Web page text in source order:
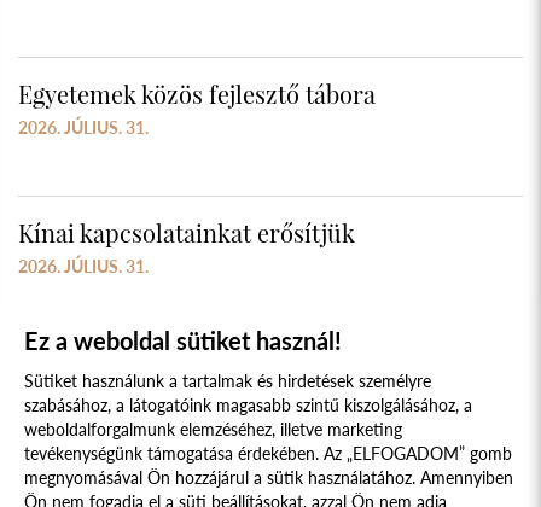
Egyetemek közös fejlesztő tábora
2026. JÚLIUS. 31.
Kínai kapcsolatainkat erősítjük
2026. JÚLIUS. 31.
Süti szabályzat Adatvédelmi nyilatkozat
Ez a weboldal sütiket használ!
Sütiket használunk a tartalmak és hirdetések személyre
szabásához, a látogatóink magasabb szintű kiszolgálásához, a
weboldalforgalmunk elemzéséhez, illetve marketing
tevékenységünk támogatása érdekében. Az „ELFOGADOM” gomb
megnyomásával Ön hozzájárul a sütik használatához. Amennyiben
Ön nem fogadja el a süti beállításokat, azzal Ön nem adja